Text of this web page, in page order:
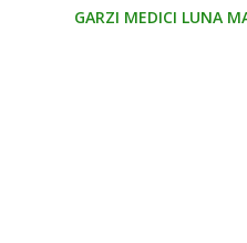
GARZI MEDICI LUNA